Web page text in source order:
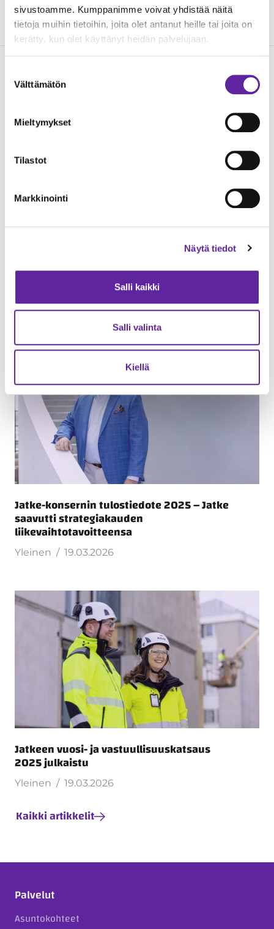
sivustoamme. Kumppanimme voivat yhdistää näitä
tietoja muihin tietoihin, joita olet antanut heille tai joita on
kerätty, kun olet käyttänyt heidän palvelujaan.
valinta
Välttämätön
Mieltymykset
Tilastot
Markkinointi
Näytä tiedot
Salli kaikki
Salli valinta
Kiellä
Lue seuraavaksi
Jatkeen uusi strategia on julkaistu –
visiona Rakastettu Rakentaja
Yleinen 20.03.2026
Jatke-konsernin tulostiedote 2025 – Jatke
saavutti strategiakauden
liikevaihtotavoitteensa
Yleinen 19.03.2026
Jatkeen vuosi- ja vastuullisuuskatsaus
2025 julkaistu
Yleinen 19.03.2026
Kaikki artikkelit
Palvelut
Asuntokohteet